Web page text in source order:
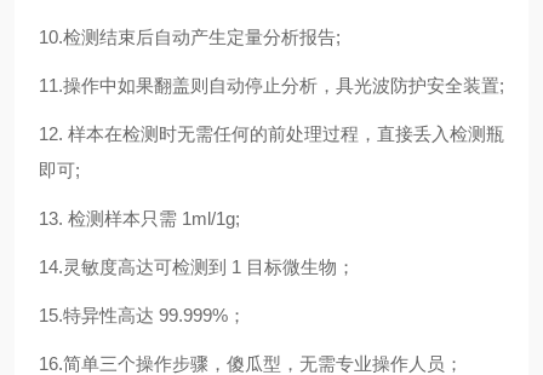
10.检测结束后自动产生定量分析报告;
11.操作中如果翻盖则自动停止分析，具光波防护安全装置;
12. 样本在检测时无需任何的前处理过程，直接丢入检测瓶
即可;
13. 检测样本只需 1ml/1g;
14.灵敏度高达可检测到 1 目标微生物；
15.特异性高达 99.999%；
16.简单三个操作步骤，傻瓜型，无需专业操作人员；